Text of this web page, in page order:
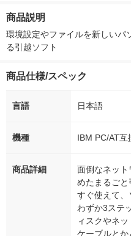
シ） オリジナル
商品説明
環境設定やファイルを新しいパ
る引越ソフト
商品仕様/スペック
言語 日本語
機種 IBM PC/AT互
商品詳細
面倒なネッ
めたまるご
すぐ使えて、
わずか3ステ
ィスクやネ
ケーブルとか